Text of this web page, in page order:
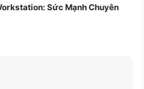
Sức Mạnh Chuyên